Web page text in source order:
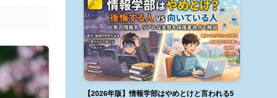
【2026年版】情報学部はやめとけと言われる5